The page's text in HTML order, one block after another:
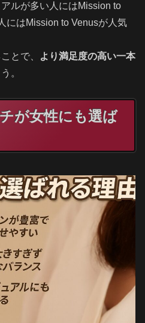
ルが多い人にはMission to
にはMission to Venusが人気
とで、
より満足度の高い一本
。
が女性にも選ば